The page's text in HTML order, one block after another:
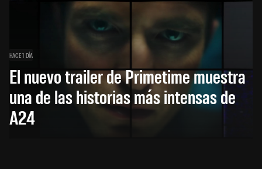
HACE 1 DÍA
El nuevo trailer de Primetime muestra
una de las historias más intensas de
A24